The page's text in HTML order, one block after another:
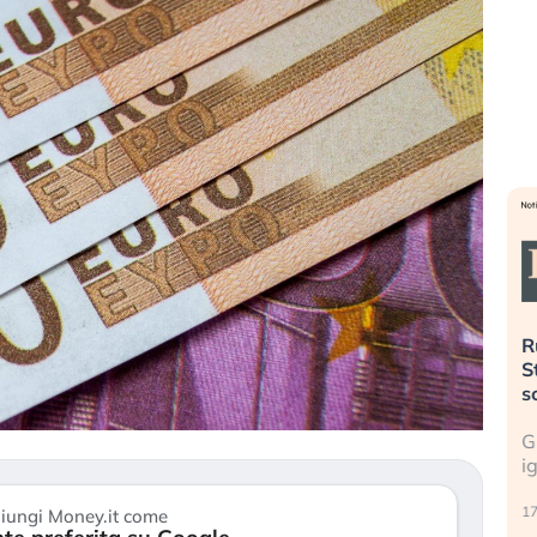
Money.it come
più
sta
2008?
Russia e Cina pronti a spegnere
Starlink. Gli investitori stanno
sottovalutando il rischio?
ignorare il rischio geopolitico: il (…)
17 luglio 2026